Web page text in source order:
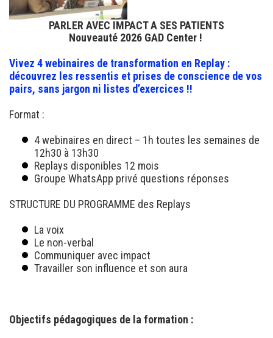
PARLER AVEC IMPACT A SES PATIENTS
Nouveauté 2026 GAD Center !
Vivez 4 webinaires de transformation en Replay :
découvrez les ressentis et prises de conscience de vos
pairs, sans jargon ni listes d’exercices !!
Format :
4 webinaires en direct – 1h toutes les semaines de
12h30 à 13h30
Replays disponibles 12 mois
Groupe WhatsApp privé questions réponses
STRUCTURE DU PROGRAMME des Replays
La voix
Le non-verbal
Communiquer avec impact
Travailler son influence et son aura
Objectifs pédagogiques de la formation :